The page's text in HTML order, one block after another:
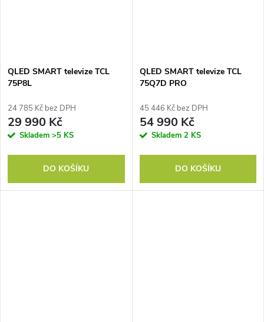
QLED SMART televize TCL
75P8L
24 785 Kč bez DPH
29 990 Kč
Skladem >5 KS
DO KOŠÍKU
QLED SMART televize TCL
75Q7D PRO
45 446 Kč bez DPH
54 990 Kč
Skladem 2 KS
DO KOŠÍKU